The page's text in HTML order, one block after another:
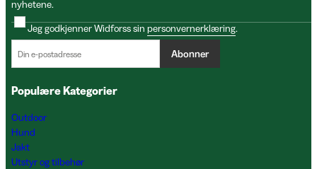
nyhetene.
Jeg godkjenner Widforss sin personvernerklæring.
Abonner
Populære Kategorier
Outdoor
Hund
Jakt
Utstyr og tilbehør